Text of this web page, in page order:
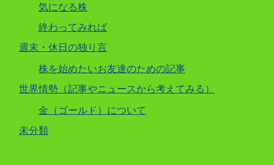
気になる株
終わってみれば
週末・休日の独り言
株を始めたいお友達のための記事
世界情勢（記事やニュースから考えてみる）
金（ゴールド）について
未分類